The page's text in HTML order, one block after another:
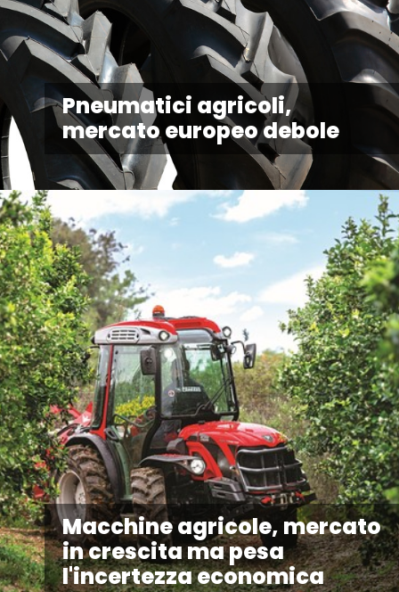
Pneumatici agricoli,
mercato europeo debole
Macchine agricole, mercato
in crescita ma pesa
l'incertezza economica